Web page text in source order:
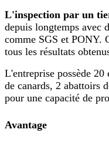
L'inspection par un
depuis longtemps avec
comme SGS et PONY.
tous les résultats
L'entreprise possède 20
de canards, 2 abattoirs
pour une capacité de
Avantage